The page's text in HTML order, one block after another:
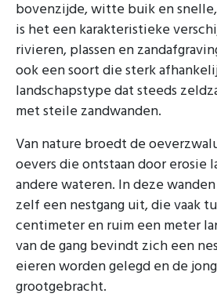
bovenzijde, witte buik en
is het een karakteristieke
rivieren, plassen en
ook een soort die sterk
landschapstype dat steeds
met steile zandwanden.
Van nature broedt de
oevers die ontstaan door erosie
andere wateren. In deze
zelf een nestgang uit, die vaak
centimeter en ruim een meter
van de gang bevindt zich een
eieren worden gelegd en de
grootgebracht.